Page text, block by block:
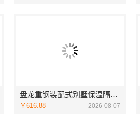
盘龙重钢装配式别墅保温隔热，云南晟构建筑建材有限公司品质之选
￥616.88 2026-08-07